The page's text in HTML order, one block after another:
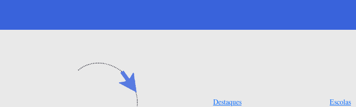
Destaques Escolas